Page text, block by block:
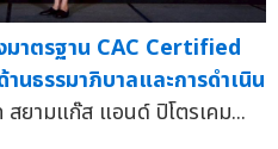
มาตรฐาน CAC Certified
นธรรมาภิบาลและการดำเนิน
ยามแก๊ส แอนด์ ปิโตรเคม...